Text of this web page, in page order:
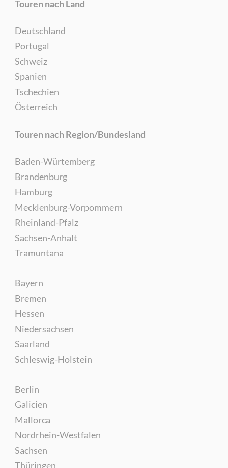
Touren nach Land
Deutschland
Portugal
Schweiz
Spanien
Tschechien
Österreich
Touren nach Region/Bundesland
Baden-Würtemberg
Brandenburg
Hamburg
Mecklenburg-Vorpommern
Rheinland-Pfalz
Sachsen-Anhalt
Tramuntana
Bayern
Bremen
Hessen
Niedersachsen
Saarland
Schleswig-Holstein
Berlin
Galicien
Mallorca
Nordrhein-Westfalen
Sachsen
Thüringen